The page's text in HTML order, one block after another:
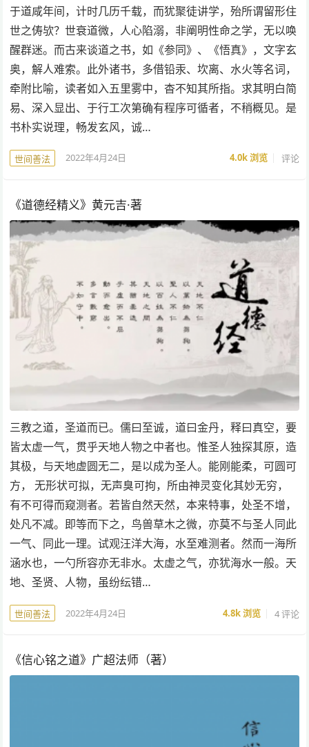
于道咸年间，计时几历千载，而犹聚徒讲学，殆所谓留形住
世之俦欤？世衰道微，人心陷溺，非阐明性命之学，无以唤
醒群迷。而古来谈道之书，如《参同》、《悟真》，文字玄
奥，解人难索。此外诸书，多借铅汞、坎离、水火等名词，
牵附比喻，读者如入五里雾中，杳不知其所指。求其明白简
易、深入显出、于行工次第确有程序可循者，不稍概见。是
书朴实说理，畅发玄风，诚…
世间善法 2022年4月24日 4.0k浏览 评论
《道德经精义》黄元吉·著
三教之道，圣道而已。儒曰至诚，道曰金丹，释曰真空，要
皆太虚一气，贯乎天地人物之中者也。惟圣人独探其原，造
其极，与天地虚圆无二，是以成为圣人。能刚能柔，可圆可
方， 无形状可拟，无声臭可拘，所由神灵变化其妙无穷，
有不可得而窥测者。若皆自然天然，本来特事，处圣不增，
处凡不减。即等而下之，鸟兽草木之微，亦莫不与圣人同此
一气、同此一理。试观汪洋大海，水至难测者。然而一海所
涵水也，一勺所容亦无非水。太虚之气，亦犹海水一般。天
地、圣贤、人物，虽纷纭错…
世间善法 2022年4月24日 4.8k浏览 4 评论
《信心铭之道》广超法师（著）